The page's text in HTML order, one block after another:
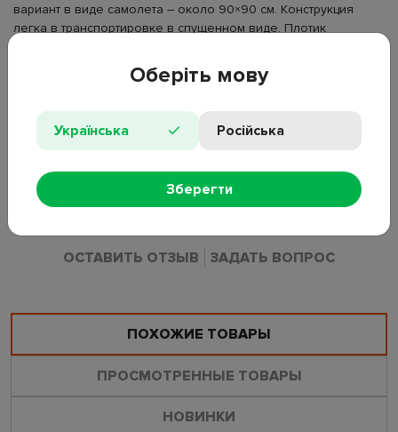
вариант в виде самолета – около 90×90 см. Конструкция
легка в транспортировке в спущенном виде. Плотик
координации движений и навыков удержания равновесия.
• Размер: 86×60 см/90×90 см;
• Комплектация: надувной плот;
• Рекомендуемый возраст: 3-4 года;
• Артикул производителя: 35281.
ОСТАВИТЬ ОТЗЫВ ЗАДАТЬ ВОПРОС
ПОХОЖИЕ ТОВАРЫ
ПРОСМОТРЕННЫЕ ТОВАРЫ
НОВИНКИ
Оберіть мову
Українська Російська
Зберегти